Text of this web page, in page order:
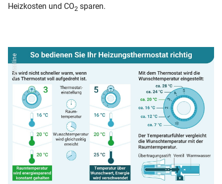
Heizkosten und CO2 sparen.
co2online